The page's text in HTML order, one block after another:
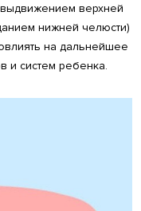
верхней
нижней челюсти)
на дальнейшее
и систем ребенка.